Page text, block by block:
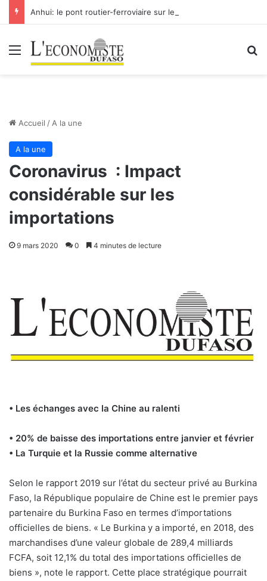
Menu
Accueil / A la une
A la une
Coronavirus : Impact
considérable sur les
importations
9 mars 2020 0 4 minutes de lecture
• Les échanges avec la Chine au ralenti
• 20% de baisse des importations entre janvier et février
• La Turquie et la Russie comme alternative
Selon le rapport 2019 sur l’état du secteur privé au Burkina
Faso, la République populaire de Chine est le premier pays
partenaire du Burkina Faso en termes d’importations
officielles de biens. « Le Burkina y a importé, en 2018, des
marchandises d’une valeur globale de 289,4 milliards
FCFA, soit 12,1% du total des importations officielles de
biens », note le rapport. Cette place stratégique pourrait